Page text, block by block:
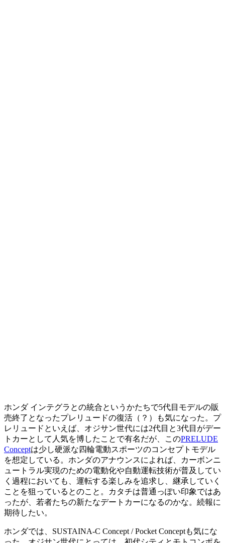
ホンダ インテグラとの統合というかたちで5代目モデルの販
売終了となったプレリュードの復活（？）も気になった。プ
レリュードといえば、オジサン世代には2代目と3代目がデー
トカーとして人気を博したことで有名だが、このPRELUDE
Conceptは少し硬派な四輪電動スポーツのコンセプトモデル
を想定している。ホンダのアナウンスによれば、カーボンニ
ュートラル実現のための電動化や自動運転技術が普及してい
く過程においても、運転する楽しみを追求し、継承していく
ことを狙っているとのこと。カタチは普通っぽい印象ではあ
ったが、若者たちの新たなデートカーになるのかな。続報に
期待したい。
ホンダでは、SUSTAINA-C Concept / Pocket Conceptも気にな